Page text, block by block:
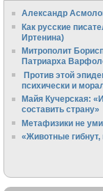
Александр
Как русские
Иртенина)
Митрополит
Патриарха
Против этой
психически и
Майя Кучерская:
составить страну»
Метафизики не
«Животные